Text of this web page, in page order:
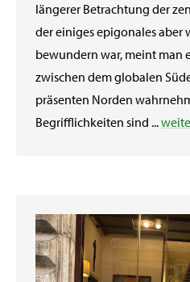
längerer Betrachtung der
der einiges epigonales aber
bewundern war, meint man
zwischen dem globalen
präsenten Norden
Begrifflichkeiten sind ...